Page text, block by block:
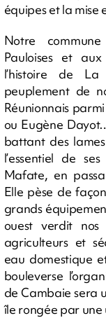
équipes et la
Notre
Pauloises et
l’histoire de
peuplement de
Réunionnais
ou Eugène
battant des
l’essentiel de
Mafate, en
Elle pèse de
grands
ouest verdit
agriculteurs et
eau domestique
bouleverse
de Cambaie sera
île rongée par